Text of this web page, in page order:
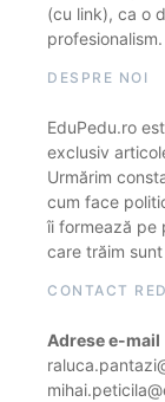
(cu link), ca o
DESPRE NOI
EduPedu.ro
exclusiv
Urmărim
cum face
îi formează pe
care trăim
CONTACT
Adrese e-mail